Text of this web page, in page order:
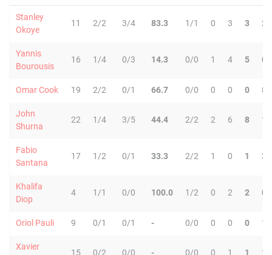
Stanley
Okoye
11 2/2 3/4 83.3 1/1 0 3 3 2
Yannis
Bourousis
16 1/4 0/3 14.3 0/0 1 4 5 0
Omar Cook 19 2/2 0/1 66.7 0/0 0 0 0 8
John
Shurna
22 1/4 3/5 44.4 2/2 2 6 8 1
Fabio
Santana
17 1/2 0/1 33.3 2/2 1 0 1 3
Khalifa
Diop
4 1/1 0/0 100.0 1/2 0 2 2 0
Oriol Pauli 9 0/1 0/1 - 0/0 0 0 0 1
Xavier
15 0/2 0/0 - 0/0 0 1 1 1